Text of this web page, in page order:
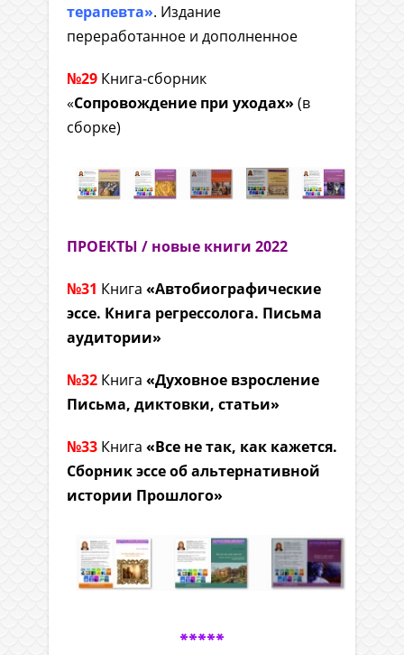
терапевта». Издание
переработанное и дополненное
№29 Книга-сборник
«Сопровождение при уходах» (в
сборке)
ПРОЕКТЫ / новые книги 2022
№31 Книга «Автобиографические
эссе. Книга регрессолога. Письма
аудитории»
№32 Книга «Духовное взросление
Письма, диктовки, статьи»
№33 Книга «Все не так, как кажется.
Сборник эссе об альтернативной
истории Прошлого»
*****